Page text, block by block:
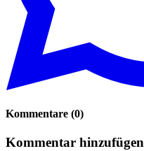
Kommentare (0)
Kommentar hinzufügen